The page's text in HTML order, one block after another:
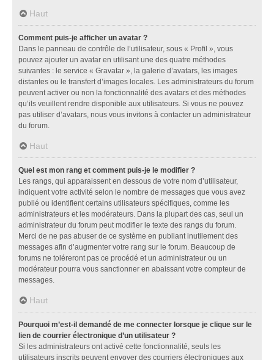
Haut
Comment puis-je afficher un avatar ?
Dans le panneau de contrôle de l’utilisateur, sous « Profil », vous
pouvez ajouter un avatar en utilisant une des quatre méthodes
suivantes : le service « Gravatar », la galerie d’avatars, les images
distantes ou le transfert d’images locales. Les administrateurs du forum
peuvent activer ou non la fonctionnalité des avatars et des méthodes
qu’ils veuillent rendre disponible aux utilisateurs. Si vous ne pouvez
pas utiliser d’avatars, nous vous invitons à contacter un administrateur
du forum.
Haut
Quel est mon rang et comment puis-je le modifier ?
Les rangs, qui apparaissent en dessous de votre nom d’utilisateur,
indiquent votre activité selon le nombre de messages que vous avez
publié ou identifient certains utilisateurs spécifiques, comme les
administrateurs et les modérateurs. Dans la plupart des cas, seul un
administrateur du forum peut modifier le texte des rangs du forum.
Merci de ne pas abuser de ce système en publiant inutilement des
messages afin d’augmenter votre rang sur le forum. Beaucoup de
forums ne toléreront pas ce procédé et un administrateur ou un
modérateur pourra vous sanctionner en abaissant votre compteur de
messages.
Haut
Pourquoi m’est-il demandé de me connecter lorsque je clique sur le
lien de courrier électronique d’un utilisateur ?
Si les administrateurs ont activé cette fonctionnalité, seuls les
utilisateurs inscrits peuvent envoyer des courriers électroniques aux